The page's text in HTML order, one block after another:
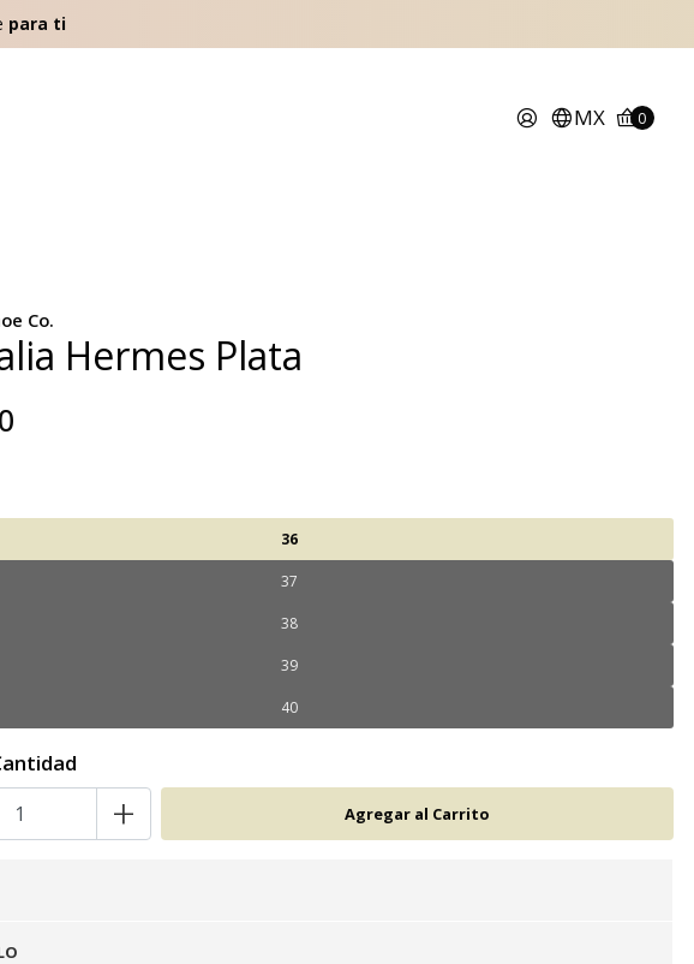
para ti
MX 0
Co.
Hermes Plata
36
37
38
39
40
+